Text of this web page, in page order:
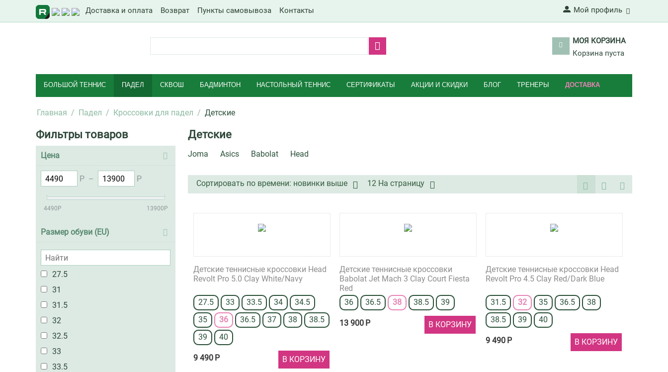
Доставка и оплата Возврат Пункты самовывоза Контакты Мой профиль
МОЯ КОРЗИНА
Корзина пуста
БОЛЬШОЙ ТЕННИС ПАДЕЛ СКВОШ БАДМИНТОН НАСТОЛЬНЫЙ ТЕННИС СЕРТИФИКАТЫ АКЦИИ И СКИДКИ БЛОГ ТРЕНЕРЫ ДОСТАВКА
Главная / Падел / Кроссовки для падел / Детские
Фильтры товаров
Цена
Р – Р
4490 Р 13900 Р
Размер обуви (EU)
27.5
31
31.5
32
32.5
33
33.5
Детские
Joma Asics Babolat Head
Сортировать по времени: новинки выше 12 На страницу
Детские теннисные кроссовки Head
Revolt Pro 5.0 Clay White/Navy
27.5 33 33.5 34
34.5
35
36 36.5 37 38
38.5
39
40
9 490 Р В КОРЗИНУ
Детские теннисные кроссовки
Babolat Jet Mach 3 Clay Court Fiesta
Red
36
36.5 38 38.5 39
13 900 Р В КОРЗИНУ
Детские теннисные кроссовки Head
Revolt Pro 4.5 Clay Red/Dark Blue
31.5 32 35 36.5
38
38.5
39 40
9 490 Р В КОРЗИНУ